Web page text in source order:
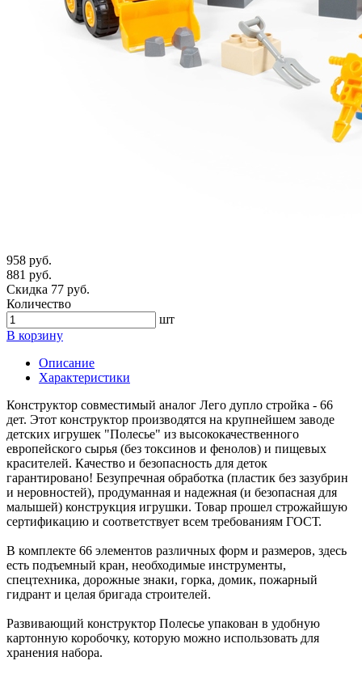
958 руб.
881 руб.
Скидка 77 руб.
Количество
шт
В корзину
Описание
Характеристики
Конструктор совместимый аналог Лего дупло стройка - 66
дет. Этот конструктор производятся на крупнейшем заводе
детских игрушек "Полесье" из высококачественного
европейского сырья (без токсинов и фенолов) и пищевых
красителей. Качество и безопасность для деток
гарантировано! Безупречная обработка (пластик без зазубрин
и неровностей), продуманная и надежная (и безопасная для
малышей) конструкция игрушки. Товар прошел строжайшую
сертификацию и соответствует всем требованиям ГОСТ.
В комплекте 66 элементов различных форм и размеров, здесь
есть подъемный кран, необходимые инструменты,
спецтехника, дорожные знаки, горка, домик, пожарный
гидрант и целая бригада строителей.
Развивающий конструктор Полесье упакован в удобную
картонную коробочку, которую можно использовать для
хранения набора.